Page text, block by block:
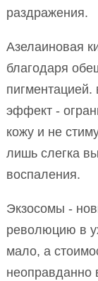
раздражения.
Азелаиновая
благодаря
пигментацией.
эффект -
кожу и не
лишь слегка
воспаления.
Экзосомы -
революцию в
мало, а
неоправданно